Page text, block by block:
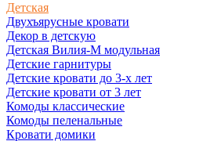
Детская
Двухъярусные кровати
Декор в детскую
Детская Вилия-М модульная
Детские гарнитуры
Детские кровати до 3-х лет
Детские кровати от 3 лет
Комоды классические
Комоды пеленальные
Кровати домики